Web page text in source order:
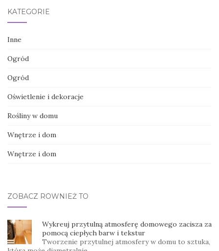
KATEGORIE
Inne
Ogród
Ogród
Oświetlenie i dekoracje
Rośliny w domu
Wnętrze i dom
Wnętrze i dom
ZOBACZ RÓWNIEŻ TO
Wykreuj przytulną atmosferę domowego zacisza za
pomocą ciepłych barw i tekstur
Tworzenie przytulnej atmosfery w domu to sztuka,